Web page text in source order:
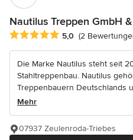
Nautilus Treppen GmbH
Durchschnittliche Bewertung:
5,0 (2
Die Marke Nautilus steht seit
Stahltreppenbau. Nautilus
Treppenbauern Deutschlands
Mehr
07937 Zeulenroda-Triebes